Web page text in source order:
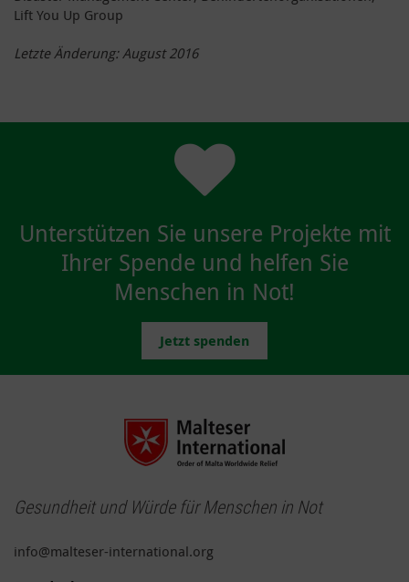
Lift You Up Group
Letzte Änderung: August 2016
Unterstützen Sie unsere Projekte mit
Ihrer Spende und helfen Sie
Menschen in Not!
Jetzt spenden
Gesundheit und Würde für Menschen in Not
info@malteser-international.org